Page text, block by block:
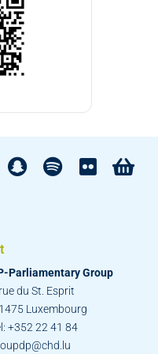
Parliamentary Group
du St. Esprit
Luxembourg
+352 22 41 84